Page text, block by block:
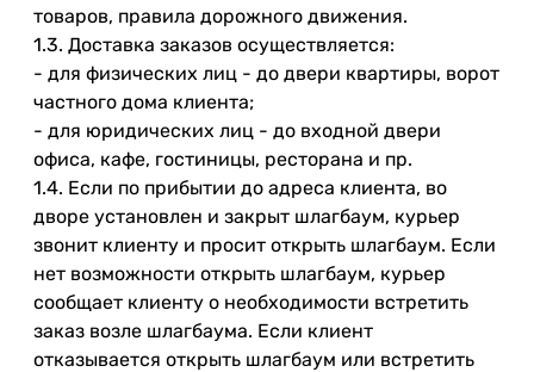
товаров, правила дорожного движения.
1.3. Доставка заказов осуществляется:
- для физических лиц - до двери квартиры, ворот
частного дома клиента;
- для юридических лиц - до входной двери
офиса, кафе, гостиницы, ресторана и пр.
1.4. Если по прибытии до адреса клиента, во
дворе установлен и закрыт шлагбаум, курьер
звонит клиенту и просит открыть шлагбаум. Если
нет возможности открыть шлагбаум, курьер
сообщает клиенту о необходимости встретить
заказ возле шлагбаума. Если клиент
отказывается открыть шлагбаум или встретить